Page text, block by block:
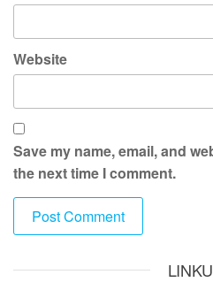
Website
Save my name, email, and
the next time I comment.